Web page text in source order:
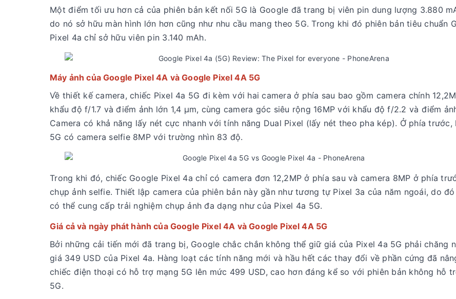
Một điểm tối ưu hơn cả của phiên bản kết nối 5G là Google đã trang bị viên pin dung lượng 3.880
do nó sở hữu màn hình lớn hơn cũng như nhu cầu mang theo 5G. Trong khi đó phiên bản tiêu chuẩn
Pixel 4a chỉ sở hữu viên pin 3.140 mAh.
Máy ảnh của Google Pixel 4A và Google Pixel 4A 5G
Về thiết kế camera, chiếc Pixel 4a 5G đi kèm với hai camera ở phía sau bao gồm camera chính
khẩu độ f/1.7 và điểm ảnh lớn 1,4 μm, cùng camera góc siêu rộng 16MP với khẩu độ f/2.2 và điểm
Camera có khả năng lấy nét cực nhanh với tính năng Dual Pixel (lấy nét theo pha kép). Ở phía trước,
5G có camera selfie 8MP với trường nhìn 83 độ.
Trong khi đó, chiếc Google Pixel 4a chỉ có camera đơn 12,2MP ở phía sau và camera 8MP ở phía
chụp ảnh selfie. Thiết lập camera của phiên bản này gần như tương tự Pixel 3a của năm ngoái, do
có thể cung cấp trải nghiệm chụp ảnh đa dạng như của Pixel 4a 5G.
Giá cả và ngày phát hành của Google Pixel 4A và Google Pixel 4A 5G
Bởi những cải tiến mới đã trang bị, Google chắc chắn không thể giữ giá của Pixel 4a 5G phải chăng
giá 349 USD của Pixel 4a. Hàng loạt các tính năng mới và hầu hết các thay đổi về phần cứng đã
chiếc điện thoại có hỗ trợ mạng 5G lên mức 499 USD, cao hơn đáng kể so với phiên bản không hỗ
5G.